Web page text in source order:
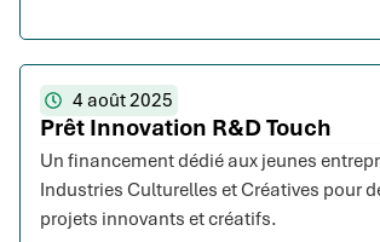
4 août 2025
Prêt Innovation R&D Touch
Un financement dédié aux jeunes
Industries Culturelles et Créatives pour
projets innovants et créatifs.